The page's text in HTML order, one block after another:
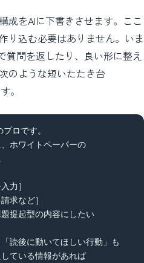
成をAIに下書きさせます。ここ
り込む必要はありません。いま
質問を返したり、良い形に整え
のような短いたたき台
。
ロです。
ホワイトペーパーの
力］
求など］
提起型の内容にしたい
読後に動いてほしい行動」も
ている情報があれば